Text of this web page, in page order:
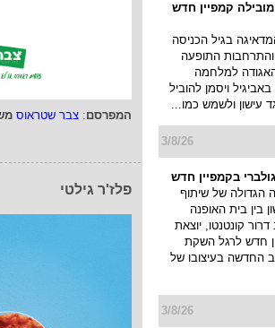
המפרסם: צבר שטראוס
פלז'ר גילטי
מובילה קמפיין חדש
בגיל הכניסה
והתרחבות התופעה
למלחמה
ויסמן להוביל
עישון ולשמש כמו...
3/8/26
בקמפיין חדש
הגדולה של שיתוף
בין בית האופנה
קונטנטו, יוצאת
חדש לרגל השקת
החדשה בעיצובו של
3/8/26